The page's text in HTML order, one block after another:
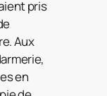
pris
Aux
en